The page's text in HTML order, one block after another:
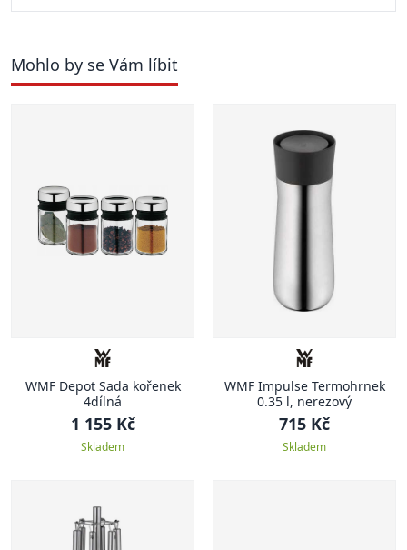
Mohlo by se Vám líbit
WMF Depot Sada kořenek
4dílná
1 155 Kč
Skladem
WMF Impulse Termohrnek
0.35 l, nerezový
715 Kč
Skladem